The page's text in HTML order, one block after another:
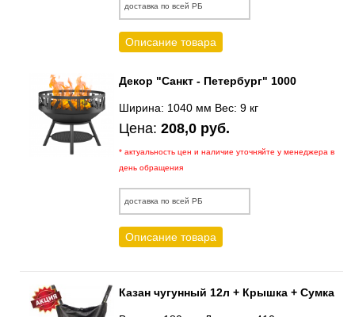
доставка по всей РБ
Описание товара
Декор "Санкт - Петербург" 1000
Ширина: 1040 мм Вес: 9 кг
Цена: 208,0 руб.
* актуальность цен и наличие уточняйте у менеджера в
день обращения
доставка по всей РБ
Описание товара
Казан чугунный 12л + Крышка + Сумка